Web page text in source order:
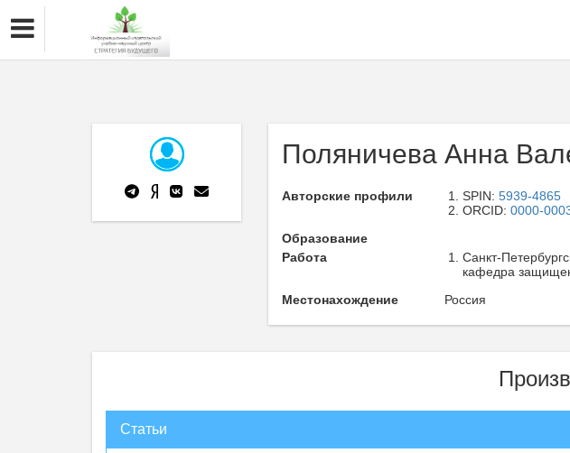
Поляничева Анна
Авторские профили SPIN: 5939-4865
ORCID: 0000-
Образование
Работа
Санкт-
кафедра
Местонахождение
Россия
Статьи